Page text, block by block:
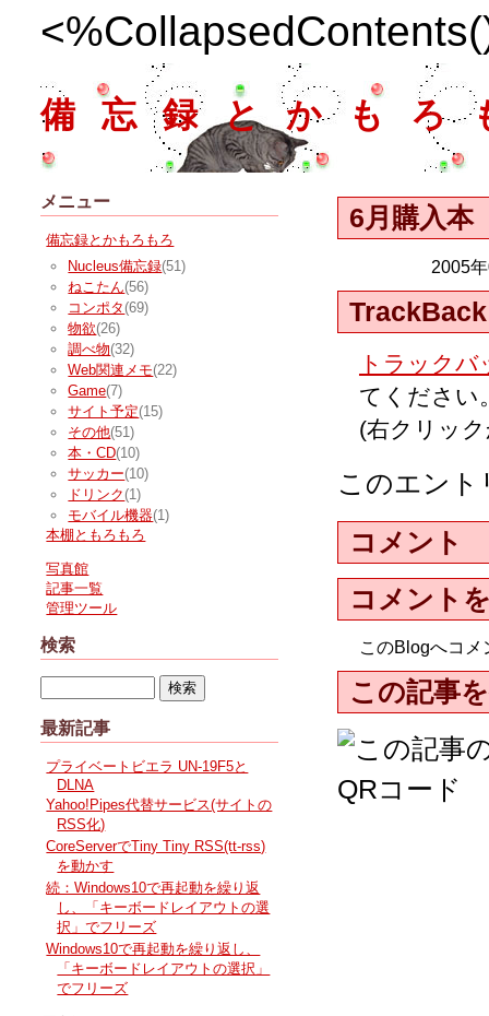
備忘録とかもろ
6月購入本
2005
TrackBack
トラックバ
てください
(右クリッ
このエン
コメント
コメント
このBlogへコ
この記事
メニュー
備忘録とかもろもろ
Nucleus備忘録(51)
ねこたん(56)
コンポタ (69)
物欲(26)
調べ物(32)
Web関連メモ(22)
Game(7)
サイト予定(15)
その他(51)
本・CD(10)
サッカー(10)
ドリンク (1)
モバイル機器(1)
本棚ともろもろ
写真館
記事一覧
管理ツール
検索
最新記事
プライベートビエラ UN-19F5と
DLNA
Yahoo!Pipes代替サービス(サイトの
RSS化)
CoreServerでTiny Tiny RSS(tt-rss)
を動かす
続：Windows10で再起動を繰り返
し、「キーボードレイアウトの選
択」でフリーズ
Windows10で再起動を繰り返し、
「キーボードレイアウトの選択」
でフリーズ